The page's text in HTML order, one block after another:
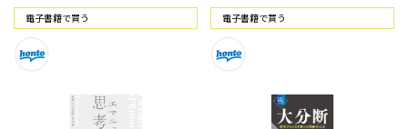
電⼦書籍で買う 電⼦書籍で買う